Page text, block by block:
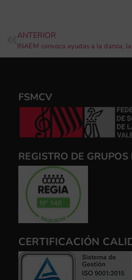
ANTERIOR
FSMCV
REGISTRO DE
CERTIFICACIÓN